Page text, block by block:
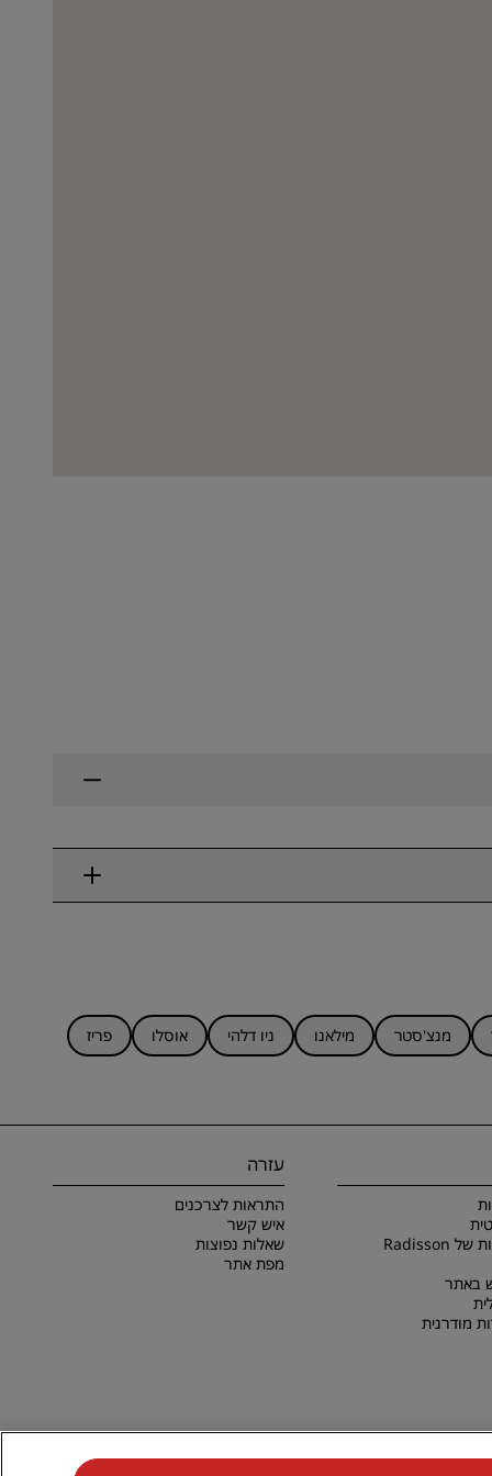
מנצ'סטר מילאנו ניו דלהי אוסלו
פריז
תנאים והתניות של Radisson
באתר
מודרנית
עזרה
התראות לצרכנים
איש קשר
שאלות נפוצות
מפת אתר